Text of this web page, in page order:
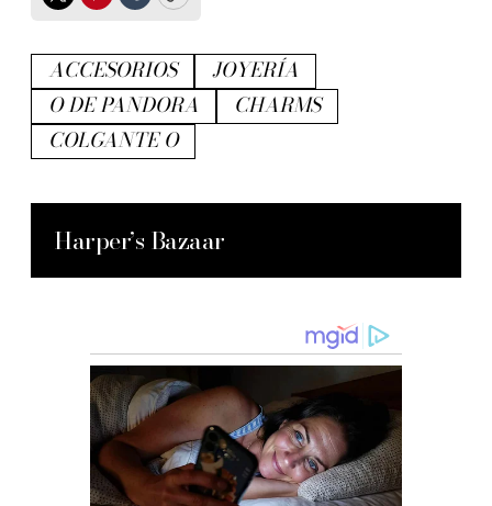
ACCESORIOS
JOYERÍA
O DE PANDORA
CHARMS
COLGANTE O
Harper’s Bazaar